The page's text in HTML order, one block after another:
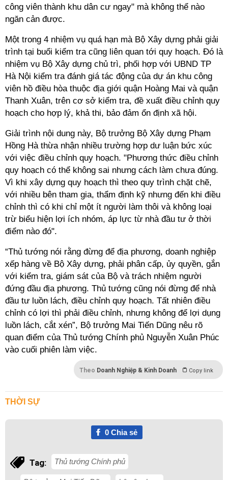
công viên thành khu dân cư ngay" mà không thể nào
ngăn cản được.
Một trong 4 nhiệm vụ quá hạn mà Bộ Xây dựng phải giải
trình tại buổi kiểm tra cũng liên quan tới quy hoạch. Đó là
nhiệm vụ Bộ Xây dựng chủ trì, phối hợp với UBND TP
Hà Nội kiểm tra đánh giá tác động của dự án khu công
viên hồ điều hòa thuộc địa giới quận Hoàng Mai và quận
Thanh Xuân, trên cơ sở kiểm tra, đề xuất điều chỉnh quy
hoạch cho hợp lý, khả thi, bảo đảm ổn định xã hội.
Giải trình nội dung này, Bộ trưởng Bộ Xây dựng Phạm
Hồng Hà thừa nhận nhiều trường hợp dư luận bức xúc
với việc điều chỉnh quy hoạch. "Phương thức điều chỉnh
quy hoạch có thể không sai nhưng cách làm chưa đúng.
Vì khi xây dựng quy hoạch thì theo quy trình chặt chẽ,
với nhiều bên tham gia, thẩm định kỹ nhưng đến khi điều
chỉnh thì có khi chỉ một ít người làm thôi và không loại
trừ biểu hiện lợi ích nhóm, áp lực từ nhà đầu tư ở thời
điểm nào đó".
“Thủ tướng nói rằng đừng để địa phương, doanh nghiệp
xếp hàng về Bộ Xây dựng, phải phân cấp, ủy quyền, gắn
với kiểm tra, giám sát của Bộ và trách nhiệm người
đứng đầu địa phương. Thủ tướng cũng nói đừng để nhà
đầu tư luồn lách, điều chỉnh quy hoạch. Tất nhiên điều
chỉnh có lợi thì phải điều chỉnh, nhưng không để lợi dụng
luồn lách, cắt xén”, Bộ trưởng Mai Tiến Dũng nêu rõ
quan điểm của Thủ tướng Chính phủ Nguyễn Xuân Phúc
vào cuối phiên làm việc.
Theo Doanh Nghiệp & Kinh Doanh Copy link
THỜI SỰ
0Chia sẻ
Tag: Thủ tướng Chính phủ